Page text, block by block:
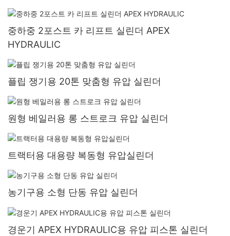
중하중 2포스트 카 리프트 실린더 APEX
HYDRAULIC
플립 쟁기용 20톤 맞춤형 유압 실린더
원형 베일러용 롱 스트로크 유압 실린더
트랙터용 대용량 복동형 유압실린더
농기구용 소형 단동 유압 실린더
경운기 APEX HYDRAULIC용 유압 피스톤 실린더